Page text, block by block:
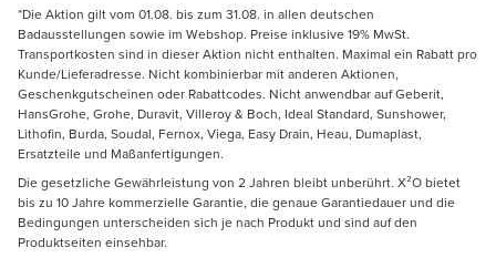
*Die Aktion gilt vom 01.08. bis zum 31.08. in allen deutschen
Badausstellungen sowie im Webshop. Preise inklusive 19% MwSt.
Transportkosten sind in dieser Aktion nicht enthalten. Maximal ein Rabatt pro
Kunde/Lieferadresse. Nicht kombinierbar mit anderen Aktionen,
Geschenkgutscheinen oder Rabattcodes. Nicht anwendbar auf Geberit,
HansGrohe, Grohe, Duravit, Villeroy & Boch, Ideal Standard, Sunshower,
Lithofin, Burda, Soudal, Fernox, Viega, Easy Drain, Heau, Dumaplast,
Ersatzteile und Maßanfertigungen.
Die gesetzliche Gewährleistung von 2 Jahren bleibt unberührt. X²O bietet
bis zu 10 Jahre kommerzielle Garantie, die genaue Garantiedauer und die
Bedingungen unterscheiden sich je nach Produkt und sind auf den
Produktseiten einsehbar.